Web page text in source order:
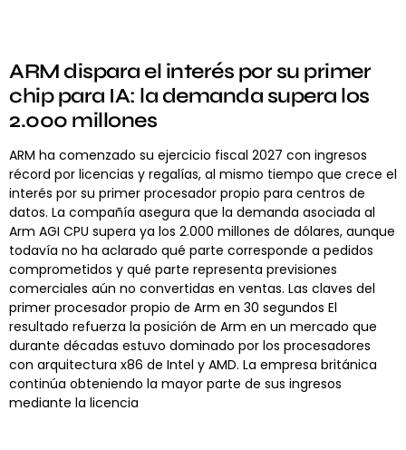
ARM dispara el interés por su primer
chip para IA: la demanda supera los
2.000 millones
ARM ha comenzado su ejercicio fiscal 2027 con ingresos
récord por licencias y regalías, al mismo tiempo que crece el
interés por su primer procesador propio para centros de
datos. La compañía asegura que la demanda asociada al
Arm AGI CPU supera ya los 2.000 millones de dólares, aunque
todavía no ha aclarado qué parte corresponde a pedidos
comprometidos y qué parte representa previsiones
comerciales aún no convertidas en ventas. Las claves del
primer procesador propio de Arm en 30 segundos El
resultado refuerza la posición de Arm en un mercado que
durante décadas estuvo dominado por los procesadores
con arquitectura x86 de Intel y AMD. La empresa británica
continúa obteniendo la mayor parte de sus ingresos
mediante la licencia